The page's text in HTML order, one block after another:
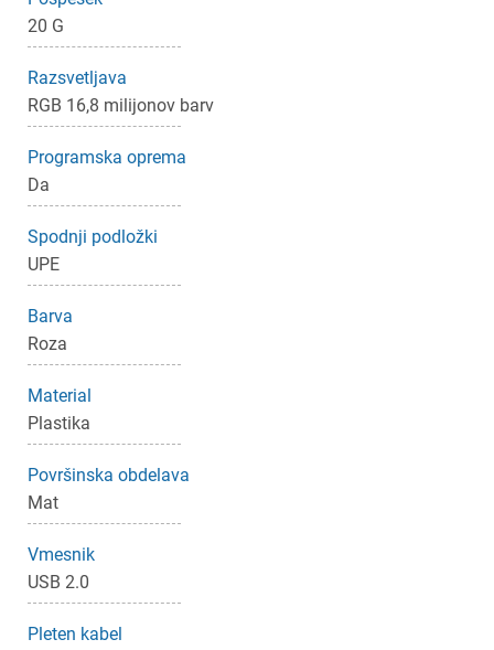
20 G
Razsvetljava
RGB 16,8 milijonov barv
Programska oprema
Da
Spodnji podložki
UPE
Barva
Roza
Material
Plastika
Površinska obdelava
Mat
Vmesnik
USB 2.0
Pleten kabel
Prijava
Za dodajanje na seznam želja morate biti prijavljeni.
Prekliči